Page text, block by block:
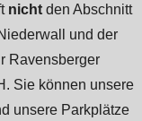
nicht den Abschnitt
und der
Ravensberger
Sie können unsere
unsere Parkplätze